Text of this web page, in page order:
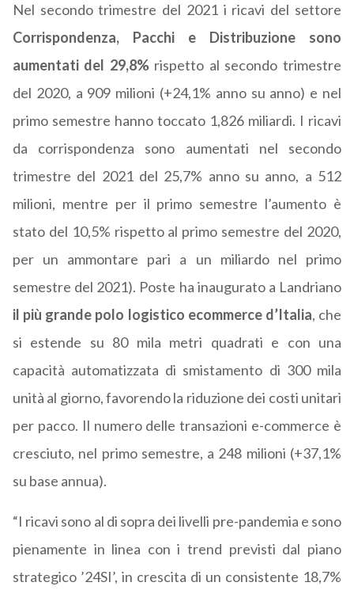
Nel secondo trimestre del 2021 i ricavi del settore
Corrispondenza, Pacchi e Distribuzione sono
aumentati del 29,8%rispetto al secondo trimestre
del 2020, a 909 milioni (+24,1% anno su anno) e nel
primo semestre hanno toccato 1,826 miliardi. I ricavi
da corrispondenza sono aumentati nel secondo
trimestre del 2021 del 25,7% anno su anno, a 512
milioni, mentre per il primo semestre l’aumento è
stato del 10,5% rispetto al primo semestre del 2020,
per un ammontare pari a un miliardo nel primo
semestre del 2021). Poste ha inaugurato a Landriano
il più grande polo logistico ecommerce d’Italia, che
si estende su 80 mila metri quadrati e con una
capacità automatizzata di smistamento di 300 mila
unità al giorno, favorendo la riduzione dei costi unitari
per pacco. Il numero delle transazioni e-commerce è
cresciuto, nel primo semestre, a 248 milioni (+37,1%
su base annua).
“I ricavi sono al di sopra dei livelli pre-pandemia e sono
pienamente in linea con i trend previsti dal piano
strategico ’24SI’, in crescita di un consistente 18,7%